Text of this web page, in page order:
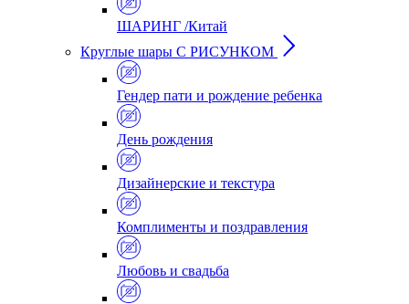
ШАРИНГ /Китай
Круглые шары С РИСУНКОМ
Гендер пати и рождение ребенка
День рождения
Дизайнерские и текстура
Комплименты и поздравления
Любовь и свадьба